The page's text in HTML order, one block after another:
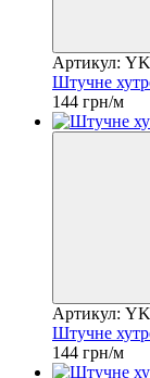
Артикул:
Штучне
144 грн/м
Артикул:
Штучне
144 грн/м